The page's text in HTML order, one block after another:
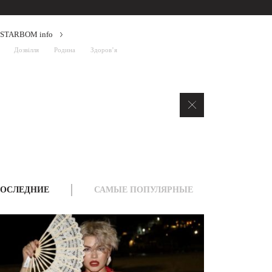
Дозвілля Родина Здоров’я
STARBOM info
САМЫЕ ПОПУЛЯРНЫЕ